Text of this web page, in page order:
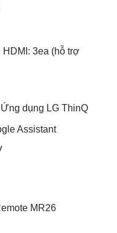
3ea (hỗ trợ
dụng LG ThinQ
Assistant
MR26